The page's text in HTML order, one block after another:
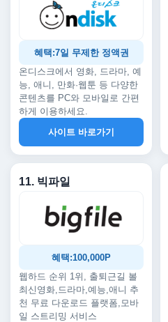
혜택:7일 무제한 정액권
온디스크에서 영화, 드라마, 예
능, 애니, 만화·웹툰 등 다양한
콘텐츠를 PC와 모바일로 간편
하게 이용하세요.
사이트 바로가기
11. 빅파일
혜택:100,000P
웹하드 순위 1위, 출퇴근길 볼
최신영화,드라마,예능,애니 추
천 무료 다운로드 플랫폼,모바
일 스트리밍 서비스